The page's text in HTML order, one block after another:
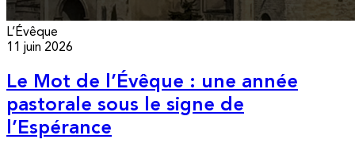
L’Évêque
11 juin 2026
Le Mot de l’Évêque : une année
pastorale sous le signe de
l’Espérance